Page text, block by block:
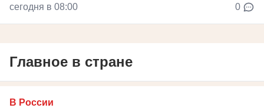
сегодня в 08:00 0
Главное в стране
В России